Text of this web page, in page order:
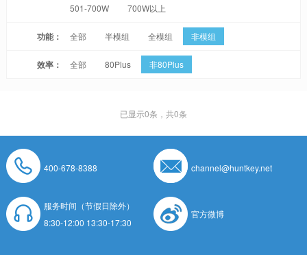
501-700W 700W以上
功能： 全部 半模组 全模组 非模组
效率： 全部 80Plus 非80Plus
已显示0条，共0条
400-678-8388 channel@huntkey.net
服务时间（节假日除外）
8:30-12:00 13:30-17:30
官方微博